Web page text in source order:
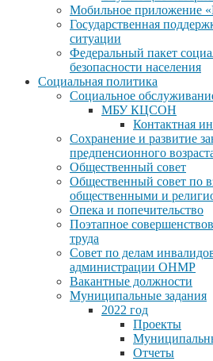
Мобильное приложение
Государственная
ситуации
Федеральный пакет
безопасности населения
Социальная политика
Социальное
МБУ КЦСОН
Контактная
Сохранение и развитие
предпенсионного
Общественный совет
Общественный совет по
общественными и
Опека и попечительство
Поэтапное
труда
Совет по делам
администрации ОНМР
Вакантные должности
Муниципальные задания
2022 год
Проекты
Отчеты